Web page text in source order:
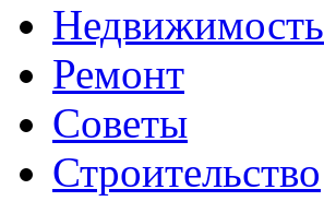
Недвижимость
Ремонт
Советы
Строительство